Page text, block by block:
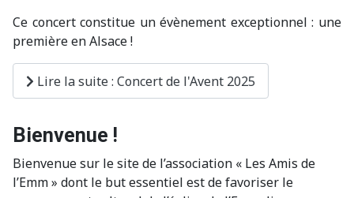
Ce concert constitue un évènement exceptionnel : une
première en Alsace !
Lire la suite : Concert de l'Avent 2025
Bienvenue !
Bienvenue sur le site de l’association « Les Amis de
l’Emm » dont le but essentiel est de favoriser le